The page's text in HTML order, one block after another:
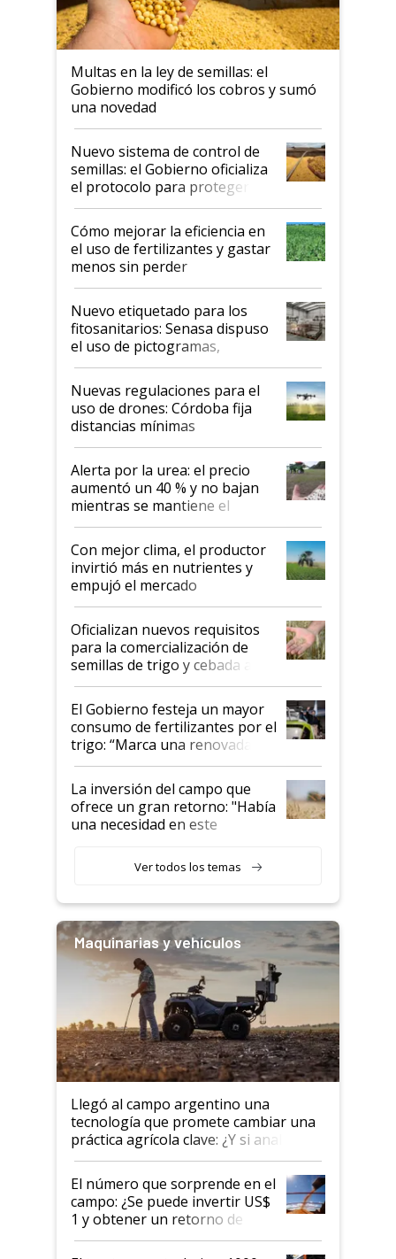
Multas en la ley de semillas: el
Gobierno modificó los cobros y sumó
una novedad
Nuevo sistema de control de
semillas: el Gobierno oficializa
el protocolo para proteger la
propiedad intelectual
Cómo mejorar la eficiencia en
el uso de fertilizantes y gastar
menos sin perder
productividad en la campaña
fina
Nuevo etiquetado para los
fitosanitarios: Senasa dispuso
el uso de pictogramas,
palabras de advertencia e
indicaciones
Nuevas regulaciones para el
uso de drones: Córdoba fija
distancias mínimas
Alerta por la urea: el precio
aumentó un 40 % y no bajan
mientras se mantiene el
conflicto en Medio Oriente
Con mejor clima, el productor
invirtió más en nutrientes y
empujó el mercado
Oficializan nuevos requisitos
para la comercialización de
semillas de trigo y cebada a
granel
El Gobierno festeja un mayor
consumo de fertilizantes por el
trigo: “Marca una renovada
confianza de los productores”
La inversión del campo que
ofrece un gran retorno: "Había
una necesidad en este
Ver todos los temas
Maquinarias y vehículos
Llegó al campo argentino una
tecnología que promete cambiar una
práctica agrícola clave: ¿Y si analizar
el suelo fuera tan simple como
apretar un botón?
El número que sorprende en el
campo: ¿Se puede invertir US$
1 y obtener un retorno de
hasta US$ 10 en agricultura?